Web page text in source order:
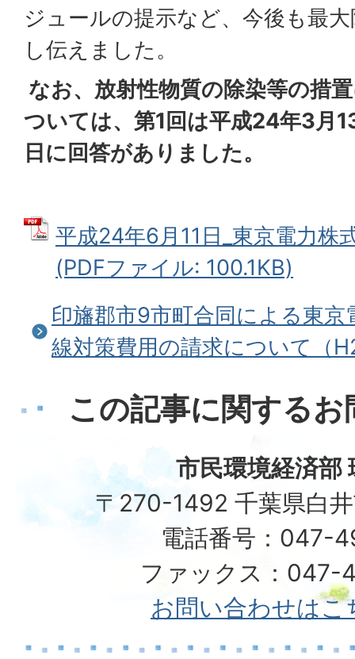
ジュールの提示など、今後も最
し伝えました。
なお、放射性物質の除染等の措
ついては、第1回は平成24年3月
日に回答がありました。
平成24年6月11日_東京電力株
(PDFファイル: 100.1KB)
印旛郡市9市町合同による東京
線対策費用の請求について（
この記事に関する
市民環境経済部
〒270-1492 千葉県白
電話番号：047-
ファックス：047-
お問い合わせはこ